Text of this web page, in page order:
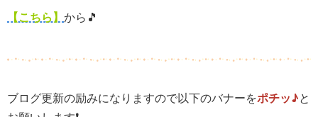
【こちら】 から🎵
ブログ更新の励みになりますので以下のバナーをポチッ♪と